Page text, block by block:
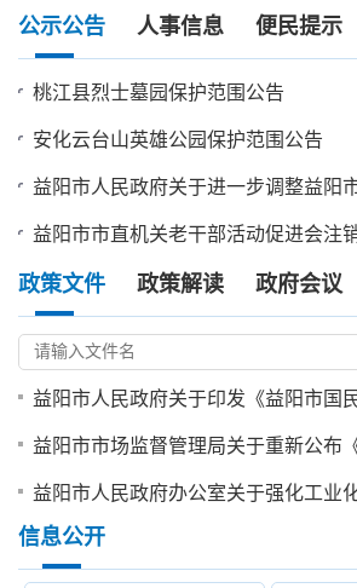
公示公告 人事信息 便民提示
桃江县烈士墓园保护范围公告
安化云台山英雄公园保护范围公告
政策文件 政策解读 政府会议
信息公开